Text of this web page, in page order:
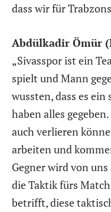
dass wir für
Abdülkadir Ömür
„Sivasspor ist ein
spielt und Mann
wussten, dass es
haben alles
auch verlieren
arbeiten und
Gegner wird von
die Taktik fürs
betrifft, diese